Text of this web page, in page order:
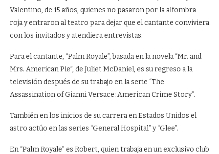
Valentino, de 15 años, quienes no pasaron por la alfombra
roja y entraron al teatro para dejar que el cantante conviviera
con los invitados y atendiera entrevistas.
Para el cantante, “Palm Royale”, basada en la novela “Mr. and
Mrs. American Pie”, de Juliet McDaniel, es su regreso a la
televisión después de su trabajo en la serie “The
Assassination of Gianni Versace: American Crime Story”.
También en los inicios de su carrera en Estados Unidos el
astro actúo en las series “General Hospital” y “Glee”.
En “Palm Royale” es Robert, quien trabaja en un exclusivo club